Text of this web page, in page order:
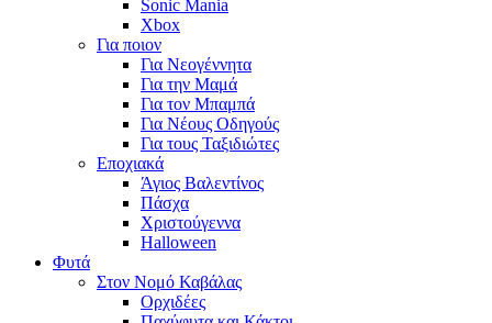
Sonic Mania
Xbox
Για ποιον
Για Νεογέννητα
Για την Μαμά
Για τον Μπαμπά
Για Νέους Οδηγούς
Για τους Ταξιδιώτες
Εποχιακά
Άγιος Βαλεντίνος
Πάσχα
Χριστούγεννα
Halloween
Φυτά
Στον Νομό Καβάλας
Ορχιδέες